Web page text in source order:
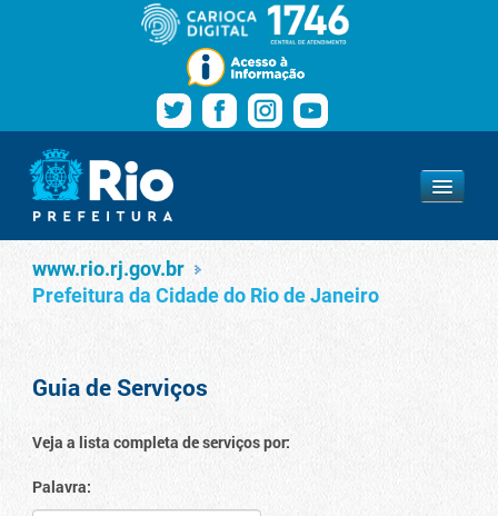
Pular para o conteúdo
Navegação
www.rio.rj.gov.br
Serviços
www.rio.rj.gov.br
Prefeitura da Cidade do Rio de Janeiro
Guia de Serviços
Veja a lista completa de serviços por:
Palavra: